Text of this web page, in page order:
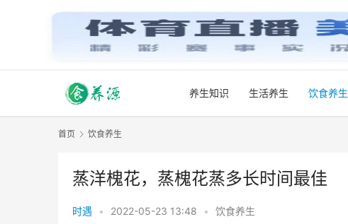
养生知识 生活养生 饮食养生
首页 饮食养生
蒸洋槐花，蒸槐花蒸多长时间最佳
时遇 • 2022-05-23 13:48 • 饮食养生